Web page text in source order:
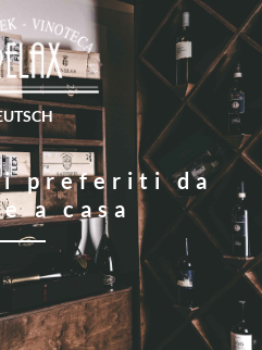
preferiti da
a casa